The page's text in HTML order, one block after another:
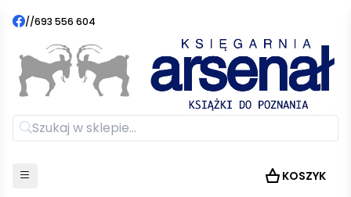
//693 556 604
KOSZYK